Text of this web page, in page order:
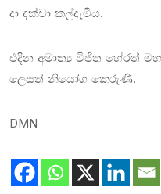
දා දක්වා කල්දැමීය.
එදින අමාත්‍ය විජිත හේරත්
ලෙසත් නියෝග කෙරුණි.
DMN